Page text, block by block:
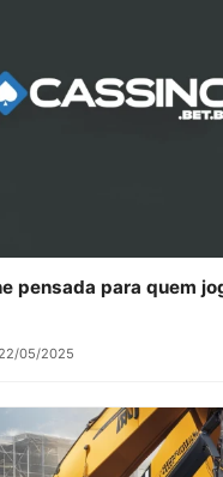
pensada para quem
22/05/2025